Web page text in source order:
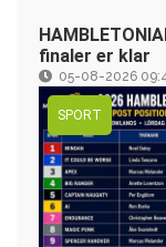
finaler er klar
05-08-2026
SPORT